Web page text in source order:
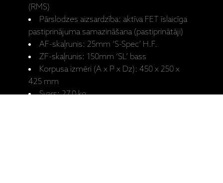
(RMS)
Pārslodzes aizsardzība: aktīva FET īslaicīga
pastiprinājuma samazināšana (pastiprinātāji)
AF-skaļrunis: 25mm ‘S-Spec’ H.F.
ZF-skaļrunis: 150mm ‘SL’ bass
Korpusa izmēri (A x P x Dz): 450 x 250 x
425 mm
Svars: 27,0 kg